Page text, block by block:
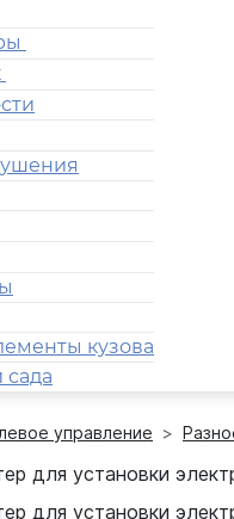
кузова
сада
управление